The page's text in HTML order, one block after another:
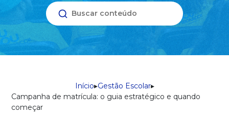
Início▸Gestão Escolar▸
Campanha de matrícula: o guia estratégico e quando
começar